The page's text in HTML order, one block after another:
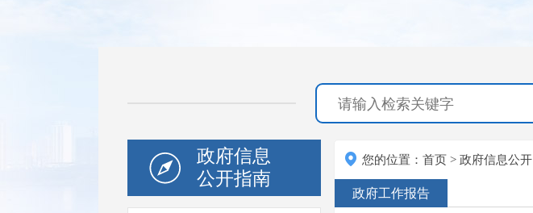
政府信息
公开指南
您的位置： 首页 > 政府信息公开
政府工作报告